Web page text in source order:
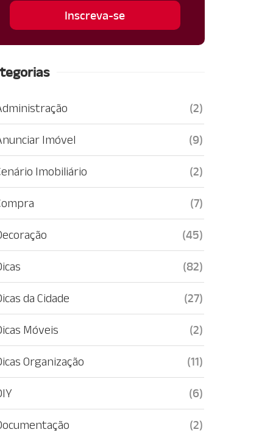
(2)
Imóvel (9)
Imobiliário (2)
(7)
(45)
(82)
da Cidade (27)
Móveis (2)
Organização (11)
(6)
(2)